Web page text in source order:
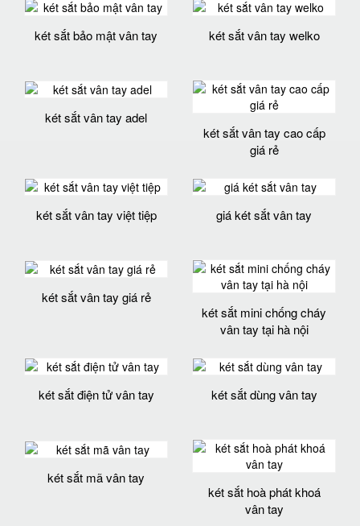
két sắt bảo mật vân tay két sắt vân tay welko
két sắt vân tay adel
két sắt vân tay cao cấp
giá rẻ
két sắt vân tay việt tiệp giá két sắt vân tay
két sắt vân tay giá rẻ
két sắt mini chống cháy
vân tay tại hà nội
két sắt điện tử vân tay két sắt dùng vân tay
két sắt mã vân tay
két sắt hoà phát khoá
vân tay